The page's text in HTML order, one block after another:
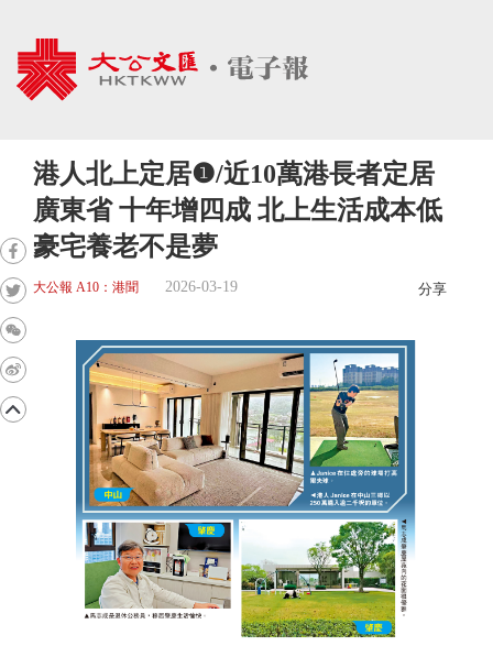
港人北上定居❶/近10萬港長者定居
廣東省 十年增四成 北上生活成本低
豪宅養老不是夢
大公報 A10：港聞 2026-03-19 分享